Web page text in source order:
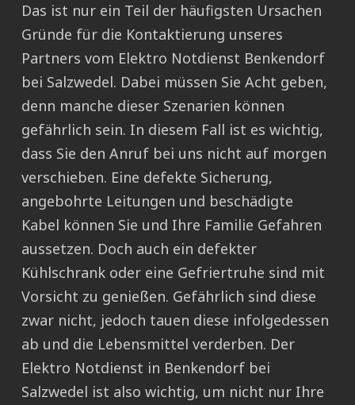
Das ist nur ein Teil der häufigsten Ursachen
Gründe für die Kontaktierung unseres
Partners vom Elektro Notdienst Benkendorf
bei Salzwedel. Dabei müssen Sie Acht geben,
denn manche dieser Szenarien können
gefährlich sein. In diesem Fall ist es wichtig,
dass Sie den Anruf bei uns nicht auf morgen
verschieben. Eine defekte Sicherung,
angebohrte Leitungen und beschädigte
Kabel können Sie und Ihre Familie Gefahren
aussetzen. Doch auch ein defekter
Kühlschrank oder eine Gefriertruhe sind mit
Vorsicht zu genießen. Gefährlich sind diese
zwar nicht, jedoch tauen diese infolgedessen
ab und die Lebensmittel verderben. Der
Elektro Notdienst in Benkendorf bei
Salzwedel ist also wichtig, um nicht nur Ihre